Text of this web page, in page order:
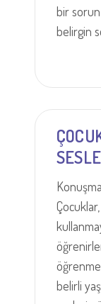
bir
belirgin
belirli